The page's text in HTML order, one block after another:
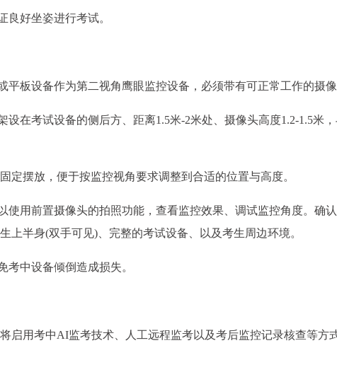
良好坐姿进行考试。
平板设备作为第二视角鹰眼监控设备，必须带有可正常工作的摄
设在考试设备的侧后方、距离1.5米-2米处、摄像头高度1.2-1.5米
定摆放，便于按监控视角要求调整到合适的位置与高度。
使用前置摄像头的拍照功能，查看监控效果、调试监控角度。确
上半身(双手可见)、完整的考试设备、以及考生周边环境。
考中设备倾倒造成损失。
启用考中AI监考技术、人工远程监考以及考后监控记录核查等方